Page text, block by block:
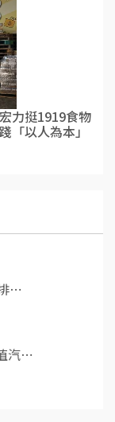
力挺1919食物
「以人為本」
⋯
汽⋯